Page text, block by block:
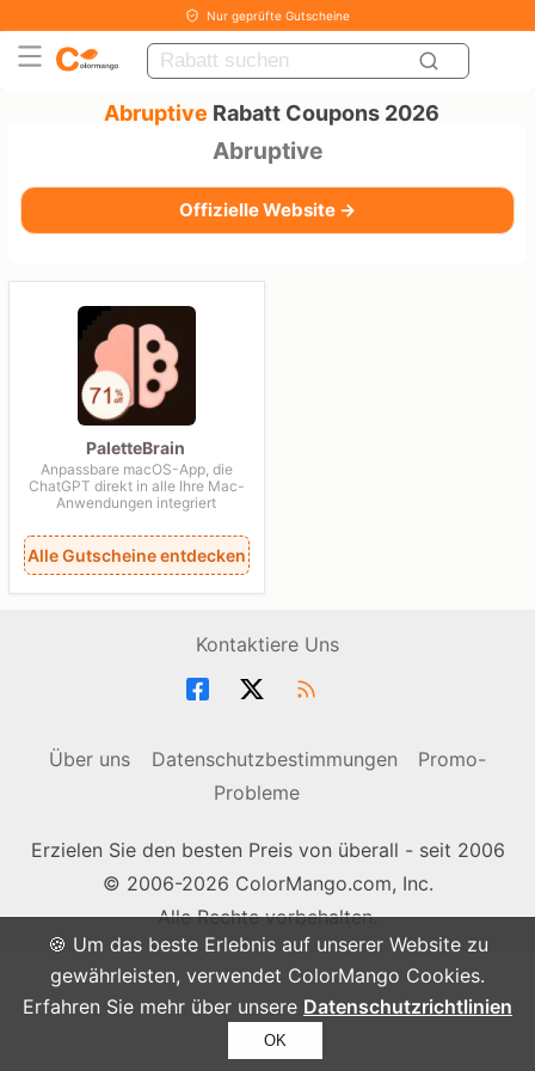
🍪 Um das beste Erlebnis auf unserer Website zu
gewährleisten, verwendet ColorMango Cookies.
Erfahren Sie mehr über unsere Datenschutzrichtlinien
OK
Nur geprüfte Gutscheine
Abruptive Rabatt Coupons 2026
Abruptive
Offizielle Website →
PaletteBrain
Anpassbare macOS-App, die
ChatGPT direkt in alle Ihre Mac-
Anwendungen integriert
Alle Gutscheine entdecken
Kontaktiere Uns
Über uns Datenschutzbestimmungen
Promo-
Probleme
Erzielen Sie den besten Preis von überall - seit 2006
© 2006-2026 ColorMango.com, Inc.
Alle Rechte vorbehalten.